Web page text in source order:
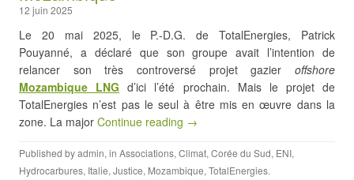
12 juin 2025
Le 20 mai 2025, le P.-D.G. de TotalEnergies, Patrick
Pouyanné, a déclaré que son groupe avait l’intention de
relancer son très controversé projet gazier offshore
Mozambique LNG d’ici l’été prochain. Mais le projet de
TotalEnergies n’est pas le seul à être mis en œuvre dans la
zone. La major Continue reading →
Published byadmin, in Associations, Climat, Corée du Sud, ENI,
Hydrocarbures, Italie, Justice, Mozambique, TotalEnergies.